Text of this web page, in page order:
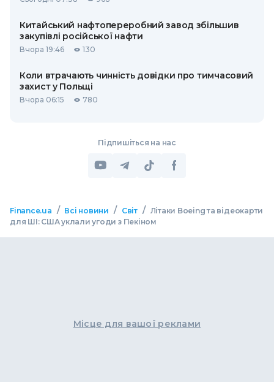
Китайський нафтопереробний завод збільшив
закупівлі російської нафти
Вчора 19:46 130
Коли втрачають чинність довідки про тимчасовий
захист у Польщі
Вчора 06:15 780
Підпишіться на нас
Finance.ua / Всі новини / Світ / Літаки Boeing та відеокарти
для ШІ: США уклали угоди з Пекіном
Місце для вашої реклами